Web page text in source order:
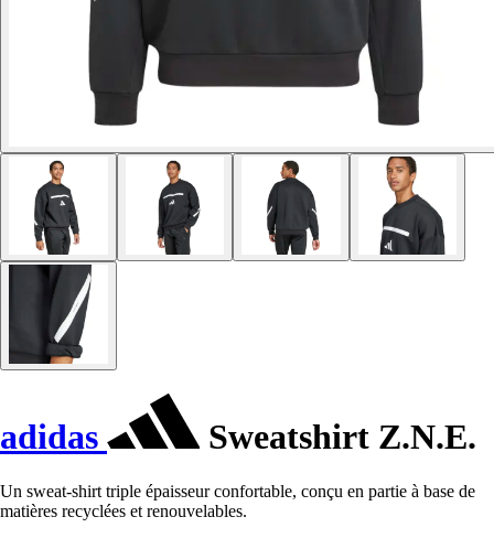
adidas Sweatshirt Z.N.E.
Un sweat-shirt triple épaisseur confortable, conçu en partie à base de
matières recyclées et renouvelables.